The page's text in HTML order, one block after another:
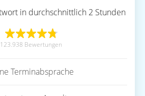
in durchschnittlich 2 Stunden
123.938 Bewertungen
Terminabsprache